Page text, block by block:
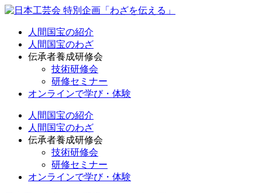
人間国宝の紹介
人間国宝のわざ
伝承者養成研修会
技術研修会
研修セミナー
オンラインで学び・体験
人間国宝の紹介
人間国宝のわざ
伝承者養成研修会
技術研修会
研修セミナー
オンラインで学び・体験